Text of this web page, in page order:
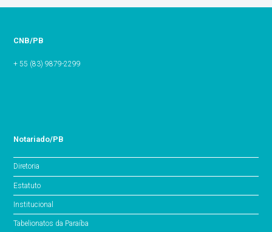
CNB/PB
+ 55 (83) 9879-2299
Notariado/PB
Diretoria
Estatuto
Institucional
Tabelionatos da Paraíba